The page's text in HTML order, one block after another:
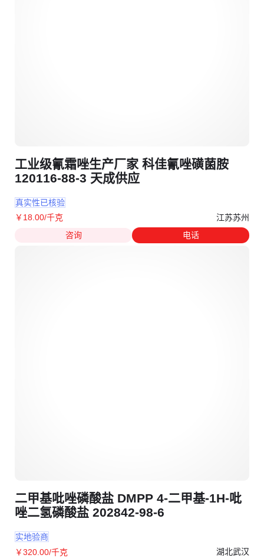
工业级氰霜唑生产厂家 科佳氰唑磺菌胺
120116-88-3 天成供应
真实性已核验
￥ 18.00/千克
江苏苏州
咨询
电话
二甲基吡唑磷酸盐 DMPP 4-二甲基-1H-吡
唑二氢磷酸盐 202842-98-6
实地验商
￥320 .00/千克
湖北武汉